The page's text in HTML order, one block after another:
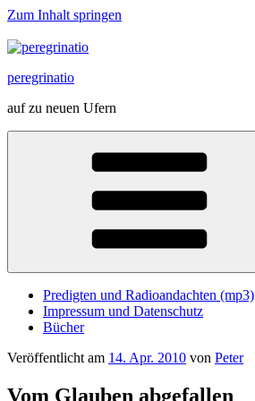
Zum Inhalt springen
peregrinatio
auf zu neuen Ufern
Predigten und Radioandachten (mp3)
Impressum und Datenschutz
Bücher
Veröffentlicht am 14. Apr. 2010 von Peter
Vom Glauben abgefallen